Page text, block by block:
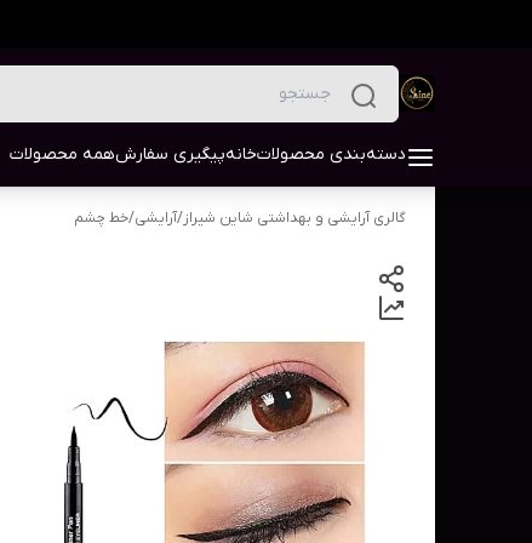
دسته‌بندی محصولاتخانهپیگیری سفارشهمه محصولات
گالری آرایشی و بهداشتی شاین شیراز/آرایشی/خط چشم